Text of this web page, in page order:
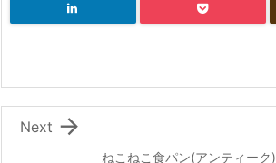
ねこねこ食パン(アンティーク)

Next